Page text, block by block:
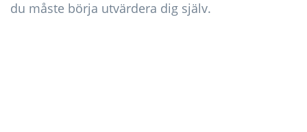
du måste börja utvärdera dig själv.